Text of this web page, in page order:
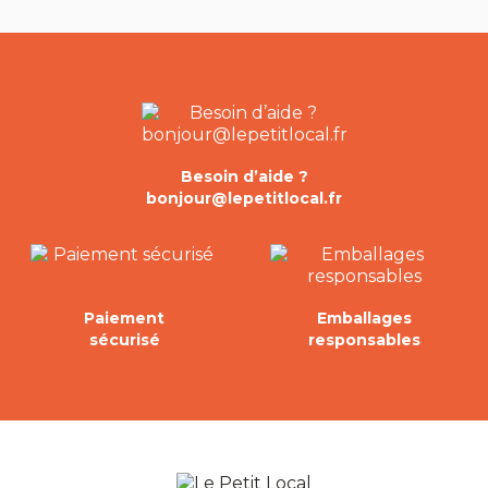
Besoin d’aide ?
bonjour@lepetitlocal.fr
Paiement
sécurisé
Emballages
responsables